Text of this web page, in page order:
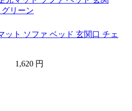
ット ソファ ベッド 玄関口 チェ
1,620 円